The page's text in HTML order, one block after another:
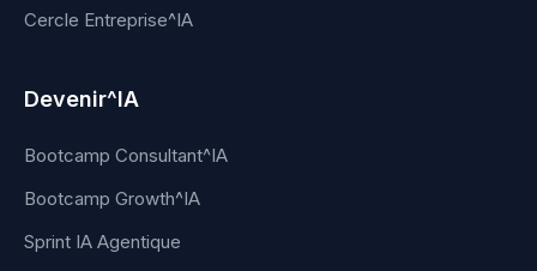
Cercle Entreprise^IA
Devenir^IA
Bootcamp Consultant^IA
Bootcamp Growth^IA
Sprint IA Agentique